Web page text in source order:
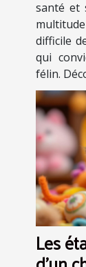
santé et
difficile
qui
félin.
Les